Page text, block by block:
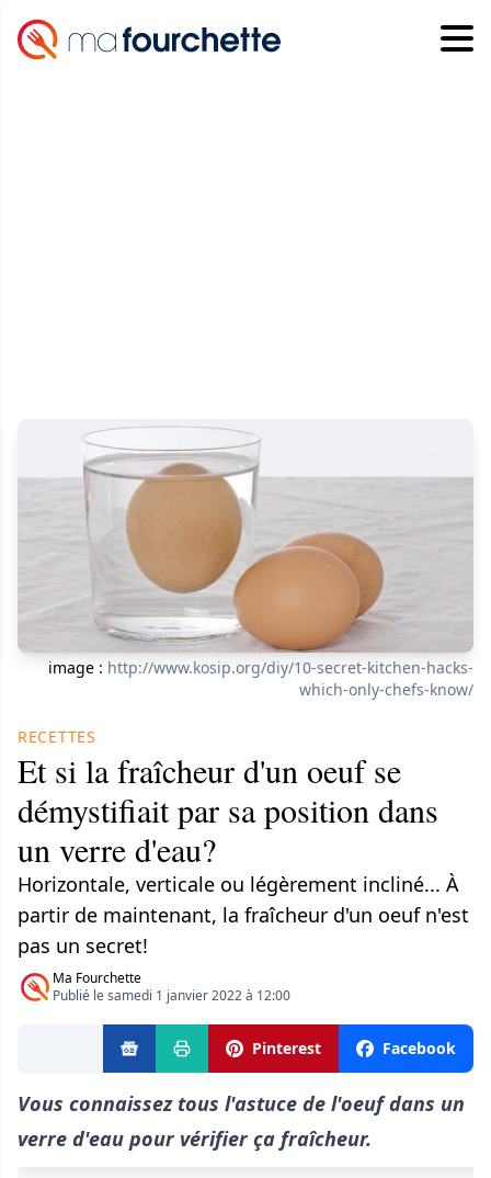
image : http://www.kosip.org/diy/10-secret-kitchen-hacks-
which-only-chefs-know/
RECETTES
Et si la fraîcheur d'un oeuf se
démystifiait par sa position dans
un verre d'eau?
Horizontale, verticale ou légèrement incliné... À
partir de maintenant, la fraîcheur d'un oeuf n'est
pas un secret!
Ma Fourchette
Publié le samedi 1 janvier 2022 à 12:00
Pinterest Facebook
Vous connaissez tous l'astuce de l'oeuf dans un
verre d'eau pour vérifier ça fraîcheur.